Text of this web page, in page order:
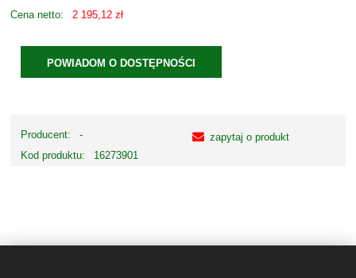
Cena netto: 2 195,12 zł
POWIADOM O DOSTĘPNOŚCI
Producent:
-
Kod produktu:
16273901
zapytaj o produkt